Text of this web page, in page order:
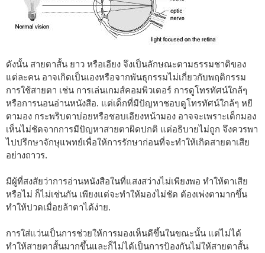
ดังนั้น สายตาสั้น ยาว หรือเอียง จึงเป็นลักษณะตามธรรมชาติของ
แต่ละคน อาจเกิดเป็นเองหรือจากพันธุกรรมไม่เกี่ยวกับพฤติกรรม
การใช้สายตา เช่น การเล่นเกมส์คอมพิวเตอร์ การดูโทรทัศน์ใกล้ๆ
หรือการนอนอ่านหนังสือ. แต่เด็กที่มีปัญหาชอบดูโทรทัศน์ใกล้ๆ หยี
ตามอง กระพริบตาบ่อยหรือชอบเอียงหน้ามอง อาจจะเพราะเด็กมอง
เห็นไม่ชัดจากการมีปัญหาสายตาผิดปกติ แต่อธิบายไม่ถูก จึงควรพา
ไปปรึกษาจักษุแพทย์เพื่อให้การรักษาก่อนที่จะทำให้เกิดสายตาเสีย
อย่างถาวร.
มีผู้ที่สงสัยว่าการอ่านหนังสือในที่แสงสว่างไม่เพียงพอ ทำให้ตาเสีย
หรือไม่ ก็ไม่เช่นกัน เพียงแต่จะทำให้มองไม่ชัด ต้องเพ่งตามากขึ้น
ทำให้ปวดเมื่อยล้าตาได้ง่าย.
การใส่แว่นเป็นการช่วยให้การมองเห็นดีขึ้นในขณะนั้น แต่ไม่ได้
ทำให้สายตาสั้นมากขึ้นและก็ไม่ได้เป็นการป้องกันไม่ให้สายตาสั้น